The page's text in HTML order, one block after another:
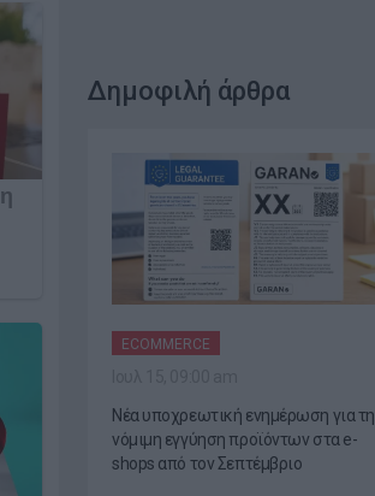
Δημοφιλή άρθρα
ECOMMERCE
Νέα υποχρεωτική ενημέρωση για τη
νόμιμη εγγύηση προϊόντων στα e-
shops από τον Σεπτέμβριο